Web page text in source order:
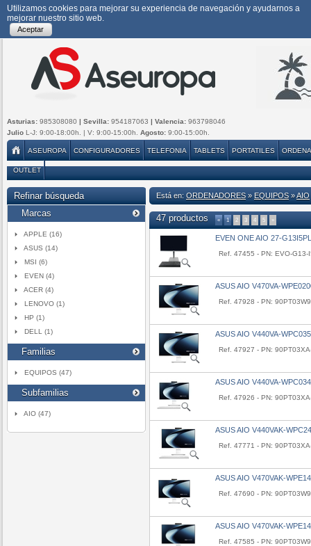
Utilizamos cookies para mejorar su experiencia de navegación y ayudarnos a
mejorar nuestro sitio web.
Aceptar
Asturias: 985308080 | Sevilla: 954187063 | Valencia: 963798046
Julio L-J: 9:00-18:00h. | V: 9:00-15:00h. Agosto: 9:00-15:00h.
ASEUROPA CONFIGURADORES TELEFONIA TABLETS PORTATILES
OUTLET
Refinar búsqueda
Marcas
APPLE (16)
ASUS (14)
MSI (6)
EVEN (4)
ACER (4)
LENOVO (1)
HP (1)
DELL (1)
Familias
EQUIPOS (47)
Subfamilias
AIO (47)
Está en: ORDENADORES » EQUIPOS »AIO
47 productos « 1 2 3 4 5 »
EVEN ONE AIO 27-
Ref. 47455 - PN: EVO-G13-
ASUS AIO V470VA-
Ref. 47928 - PN:
ASUS AIO V440VA-
Ref. 47927 - PN:
ASUS AIO V440VA-
Ref. 47926 - PN:
ASUS AIO V440VAK-
Ref. 47771 - PN:
ASUS AIO V470VAK-
Ref. 47690 - PN:
ASUS AIO V470VAK-
Ref. 47585 - PN: